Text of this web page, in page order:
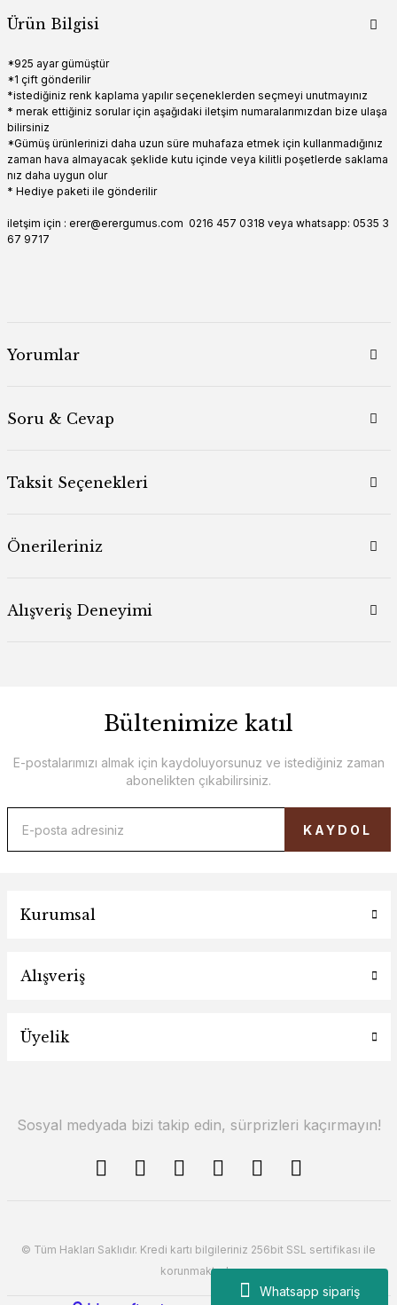
Whatsapp sipariş
Ürün Bilgisi
*925 ayar gümüştür
*1 çift gönderilir
*istediğiniz renk kaplama yapılır seçeneklerden seçmeyi unutmayınız
* merak ettiğiniz sorular için aşağıdaki iletşim numaralarımızdan bize ulaşa
bilirsiniz
*Gümüş ürünlerinizi daha uzun süre muhafaza etmek için kullanmadığınız
zaman hava almayacak şeklide kutu içinde veya kilitli poşetlerde saklama
nız daha uygun olur
* Hediye paketi ile gönderilir
iletşim için : erer@erergumus.com 0216 457 0318 veya whatsapp: 0535 3
67 9717
Yorumlar
Soru & Cevap
Taksit Seçenekleri
Önerileriniz
Alışveriş Deneyimi
Bültenimize katıl
E-postalarımızı almak için kaydoluyorsunuz ve istediğiniz zaman
abonelikten çıkabilirsiniz.
KAYDOL
Kurumsal
Alışveriş
Üyelik
Sosyal medyada bizi takip edin, sürprizleri kaçırmayın!
© Tüm Hakları Saklıdır. Kredi kartı bilgileriniz 256bit SSL sertifikası ile
korunmaktadır.